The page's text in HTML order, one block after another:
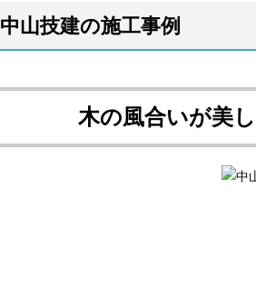
中山技建の施工事例
木の風合いが美